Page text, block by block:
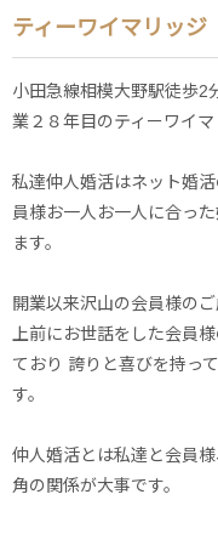
ティーワイマリッジ
小田急線相模大野駅徒歩2
業２８年目のティーワイマ
私達仲人婚活はネット婚
員様お一人お一人に合っ
ます。
開業以来沢山の会員様の
上前にお世話をした会員
ており 誇りと喜びを持っ
す。
仲人婚活とは私達と会員
角の関係が大事です。